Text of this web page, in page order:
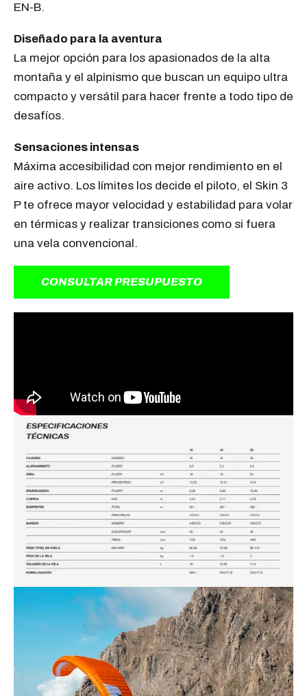
EN-B.
Diseñado para la aventura
La mejor opción para los apasionados de la alta
montaña y el alpinismo que buscan un equipo ultra
compacto y versátil para hacer frente a todo tipo de
desafíos.
Sensaciones intensas
Máxima accesibilidad con mejor rendimiento en el
aire activo. Los límites los decide el piloto, el Skin 3
P te ofrece mayor velocidad y estabilidad para volar
en térmicas y realizar transiciones como si fuera
una vela convencional.
CONSULTAR PRESUPUESTO